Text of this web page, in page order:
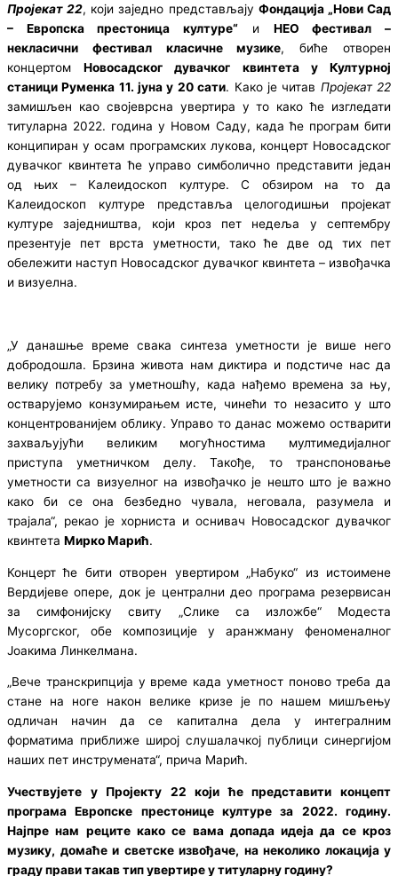
Пројекат 22, који заједно представљају Фондација „Нови Сад
– Европска престоница културе“ и НЕО фестивал –
некласични фестивал класичне музике, биће отворен
концертомНовосадског дувачког квинтета у Културној
станици Руменка 11. јуна у 20 сати. Како је читав Пројекат 22
замишљен као својеврсна увертира у то како ће изгледати
титуларна 2022. година у Новом Саду, када ће програм бити
конципиран у осам програмских лукова, концерт Новосадског
дувачког квинтета ће управо симболично представити један
од њих – Калеидоскоп културе. С обзиром на то да
Калеидоскоп културе представља целогодишњи пројекат
културе заједништва, који кроз пет недеља у септембру
презентује пет врста уметности, тако ће две од тих пет
обележити наступ Новосадског дувачког квинтета – извођачка
и визуелна.
„У данашње време свака синтеза уметности је више него
добродошла. Брзина живота нам диктира и подстиче нас да
велику потребу за уметношћу, када нађемо времена за њу,
остварујемо конзумирањем исте, чинећи то незасито у што
концентрованијем облику. Управо то данас можемо остварити
захваљујући великим могућностима мултимедијалног
приступа уметничком делу. Такође, то транспоновање
уметности са визуелног на извођачко је нешто што је важно
како би се она безбедно чувала, неговала, разумела и
трајала“, рекао је хорниста и оснивач Новосадског дувачког
квинтета Мирко Марић.
Концерт ће бити отворен увертиром „Набуко“ из истоимене
Вердијеве опере, док је централни део програма резервисан
за симфонијску свиту „Слике са изложбе“ Модеста
Мусоргског, обе композиције у аранжману феноменалног
Јоакима Линкелмана.
„Вече транскрипција у време када уметност поново треба да
стане на ноге након велике кризе је по нашем мишљењу
одличан начин да се капитална дела у интегралним
форматима приближе широј слушалачкој публици синергијом
наших пет инструмената“, прича Марић.
Учествујете у Пројекту 22 који ће представити концепт
програма Европске престонице културе за 2022. годину.
Најпре нам реците како се вама допада идеја да се кроз
музику, домаће и светске извођаче, на неколико локација у
граду прави такав тип увертире у титуларну годину?